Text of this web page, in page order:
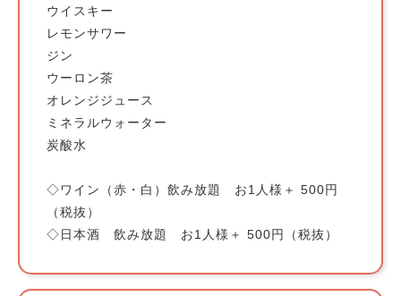
ウイスキー
レモンサワー
ジン
ウーロン茶
オレンジジュース
ミネラルウォーター
炭酸水
◇ワイン（赤・白）飲み放題 お1人様＋ 500円
（税抜）
◇日本酒 飲み放題 お1人様＋ 500円（税抜）